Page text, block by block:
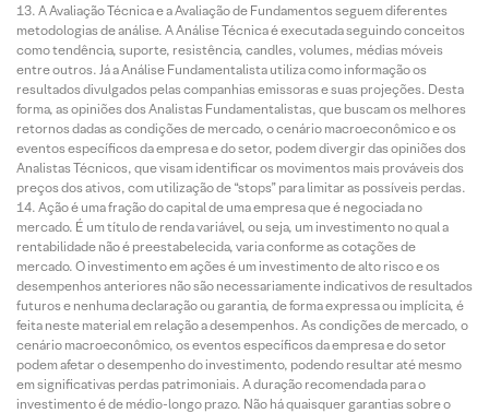
A Avaliação Técnica e a Avaliação de Fundamentos seguem diferentes
metodologias de análise. A Análise Técnica é executada seguindo conceitos
como tendência, suporte, resistência, candles, volumes, médias móveis
entre outros. Já a Análise Fundamentalista utiliza como informação os
resultados divulgados pelas companhias emissoras e suas projeções. Desta
forma, as opiniões dos Analistas Fundamentalistas, que buscam os melhores
retornos dadas as condições de mercado, o cenário macroeconômico e os
eventos específicos da empresa e do setor, podem divergir das opiniões dos
Analistas Técnicos, que visam identificar os movimentos mais prováveis dos
preços dos ativos, com utilização de “stops” para limitar as possíveis perdas.
Ação é uma fração do capital de uma empresa que é negociada no
mercado. É um título de renda variável, ou seja, um investimento no qual a
rentabilidade não é preestabelecida, varia conforme as cotações de
mercado. O investimento em ações é um investimento de alto risco e os
desempenhos anteriores não são necessariamente indicativos de resultados
futuros e nenhuma declaração ou garantia, de forma expressa ou implícita, é
feita neste material em relação a desempenhos. As condições de mercado, o
cenário macroeconômico, os eventos específicos da empresa e do setor
podem afetar o desempenho do investimento, podendo resultar até mesmo
em significativas perdas patrimoniais. A duração recomendada para o
investimento é de médio-longo prazo. Não há quaisquer garantias sobre o